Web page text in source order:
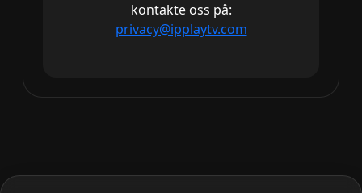
kontakte oss på:
privacy@ipplaytv.com